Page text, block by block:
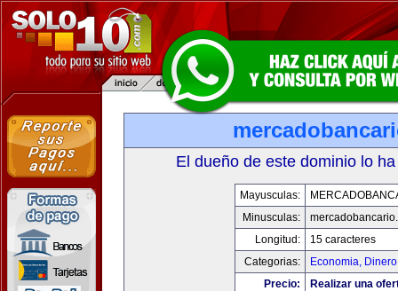
El dueño de este dominio lo
Mayusculas:
Minusculas:
Longitud:
15 caracteres
Categorias:
Economia,
Precio:
Realizar una